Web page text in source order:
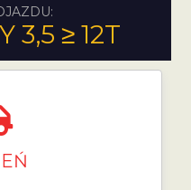
3,5 ≥ 12T